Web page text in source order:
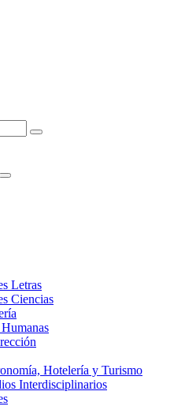
Letras
Ciencias
Hotelería y Turismo
Interdisciplinarios